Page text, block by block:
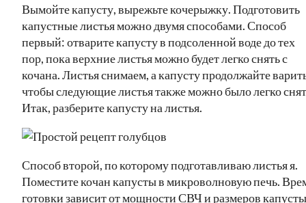
Вымойте капусту, вырежьте кочерыжку. Подготовить
капустные листья можно двумя способами. Способ
первый: отварите капусту в подсоленной воде до тех
пор, пока верхние листья можно будет легко снять с
кочана. Листья снимаем, а капусту продолжайте
чтобы следующие листья также можно было легко
Итак, разберите капусту на листья.
Способ второй, по которому подготавливаю листья я.
Поместите кочан капусты в микроволновую печь.
готовки зависит от мощности СВЧ и размеров